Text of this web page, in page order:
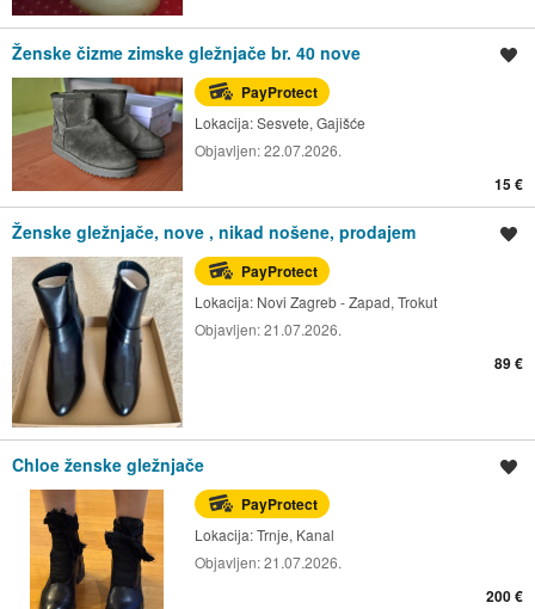
Ženske čizme zimske gležnjače br. 40 nove
PayProtect
Lokacija:Sesvete, Gajišće
Objavljen:22.07.2026.
15 €
Ženske gležnjače, nove , nikad nošene, prodajem
PayProtect
Lokacija: Novi Zagreb - Zapad, Trokut
Objavljen:21.07.2026.
89 €
Chloe ženske gležnjače
PayProtect
Lokacija:Trnje, Kanal
Objavljen:21.07.2026.
200 €